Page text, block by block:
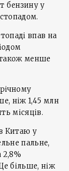
бензину у
впав на
менше
ніж 1,45 млн
місяців.
Китаю у
пальне,
2,8%
більше, ніж